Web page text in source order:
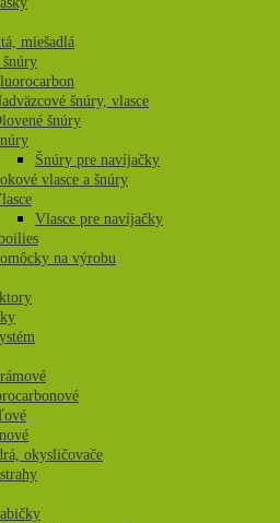
miešadlá
šnúry
šnúry, vlasce
šnúry
Šnúry pre navíjačky
vlasce a šnúry
Vlasce pre navíjačky
na výrobu
okysličovače